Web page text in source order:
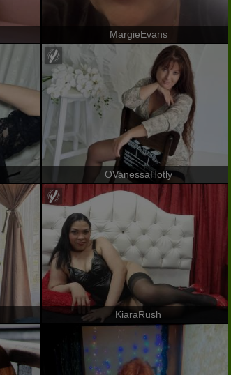
MargieEvans
OVanessaHotly
KiaraRush